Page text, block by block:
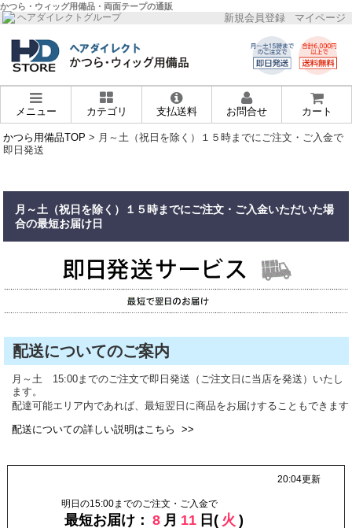
かつら・ウィッグ用備品・両面テープの通販
ヘアダイレクトグループ 新規会員登録 マイページ
メニュー カテゴリ 支払送料 お問合せ カート
かつら用備品TOP > 月～土（祝日を除く）１５時までにご注文・ご入金で
即日発送
月～土（祝日を除く）１５時までにご注文・ご入金いただいた場
合の最短お届け日
配送についてのご案内
月～土 15:00までのご注文で即日発送（ご注文日に当店を発送）いたし
ます。
配達可能エリア内であれば、最短翌日に商品をお届けすることもできます
配送についての詳しい説明はこちら >>